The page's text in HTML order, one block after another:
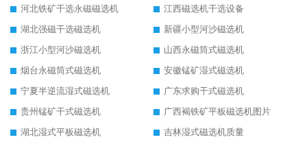
河北铁矿干选永磁磁选机
江西磁选机干选设备
湖北强磁干选磁选机
新疆小型河沙磁选机
浙江小型河沙磁选机
山西永磁筒式磁选机
烟台永磁筒式磁选机
安徽锰矿湿式磁选机
宁夏半逆流湿式磁选机
广东求购干式磁选机
贵州锰矿干式磁选机
广西褐铁矿平板磁选机图片
湖北湿式平板磁选机
吉林湿式磁选机质量